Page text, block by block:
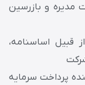
مدیره و بازرسین
قبیل اساسنامه،
پرداخت سرمایه